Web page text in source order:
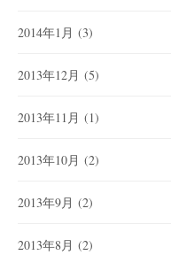
2014年1月 (3)
2013年12月 (5)
2013年11月 (1)
2013年10月 (2)
2013年9月 (2)
2013年8月 (2)